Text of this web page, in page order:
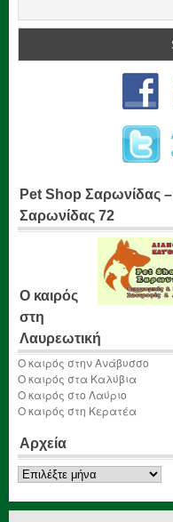
Pet Shop Σαρωνίδας
Σαρωνίδας 72
Ο καιρός
στη
Λαυρεωτική
Ο καιρός στην Ανάβυσσο
Ο καιρός στα Καλύβια
Ο καιρός στο Λαύριο
Ο καιρός στη Κερατέα
Αρχεία
Αρχεία